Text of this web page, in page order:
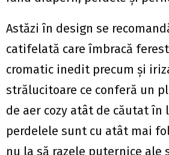
Astăzi în design se
catifelată care îmbracă
cromatic inedit precum şi
strălucitoare ce conferă un
de aer cozy atât de căutat în
perdelele sunt cu atât mai
nu la să razele puternice ale